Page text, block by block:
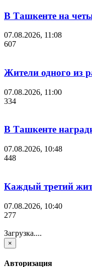
В Ташкенте на
07.08.2026, 11:08
607
Жители одного из
07.08.2026, 11:00
334
В Ташкенте
07.08.2026, 10:48
448
Каждый третий
07.08.2026, 10:40
277
Загрузка....
×
Авторизация